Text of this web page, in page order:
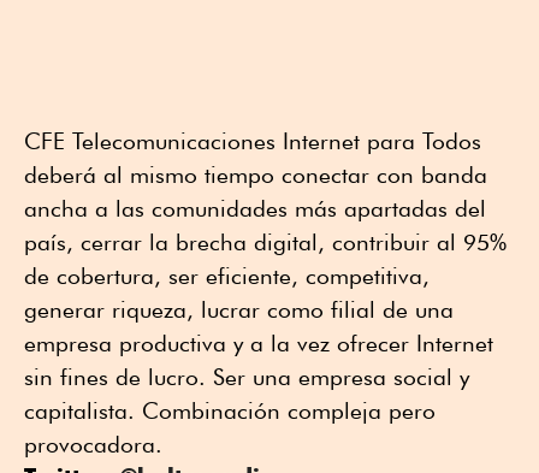
CFE Telecomunicaciones Internet para Todos
deberá al mismo tiempo conectar con banda
ancha a las comunidades más apartadas del
país, cerrar la brecha digital, contribuir al 95%
de cobertura, ser eficiente, competitiva,
generar riqueza, lucrar como filial de una
empresa productiva y a la vez ofrecer Internet
sin fines de lucro. Ser una empresa social y
capitalista. Combinación compleja pero
provocadora.